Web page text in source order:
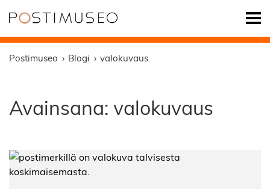
Postimuseo Blogi valokuvaus
Avainsana: valokuvaus